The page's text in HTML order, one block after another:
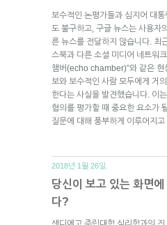
보수적인 논평가들과 심지어 대
도 불구하고, 구글 뉴스는 사용자
른 뉴스를 전달하지 않습니다. 최
스북과 다른 소셜 미디어 네트워
챔버(echo chamber)”와 같은 현
보와 보수적인 사람 모두에게 거
한다는 사실을 발견했습니다. 이
혐의를 평가할 때 중요한 요소가
질문에 대해 풍부하게 이루어지
2018년 1월 26일.
당신이 보고 있는 화면
다?